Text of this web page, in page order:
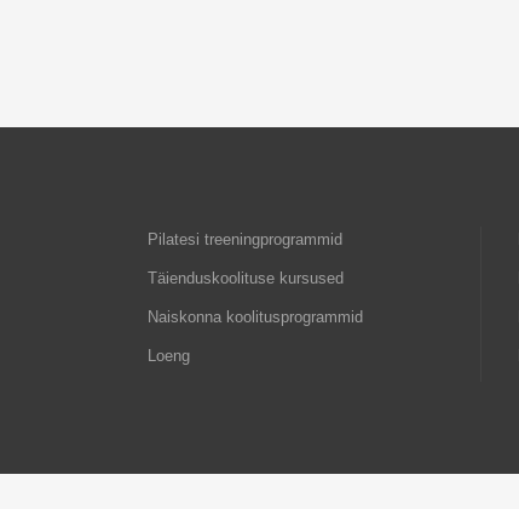
Pilatesi treeningprogrammid
Täienduskoolituse kursused
Naiskonna koolitusprogrammid
Loeng